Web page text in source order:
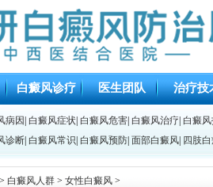
白癜风诊疗 医生团队 治疗技
病因 白癜风症状 白癜风危害 白癜风治疗 白癜
诊断 白癜风常识 白癜风预防 面部白癜风 四肢
> 白癜风人群 > 女性白癜风 >